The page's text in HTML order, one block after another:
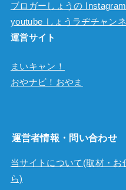
ブロガーしょうの
youtube しょうラヂチャン
運営サイト
まいキャン！
おやナビ！おやま
運営者情報・問い合わせ
当サイトについて(取材・お
ら)